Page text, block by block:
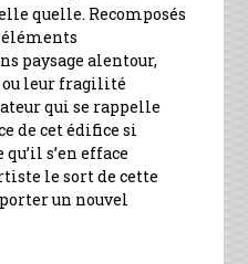
quelle. Recomposés
paysage alentour,
leur fragilité
qui se rappelle
de cet édifice si
s’en efface
le sort de cette
un nouvel